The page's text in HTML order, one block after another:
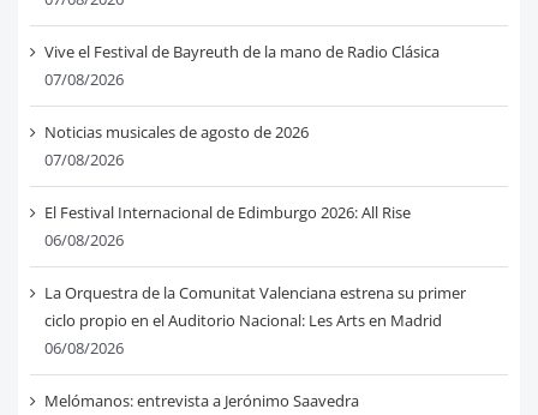
Vive el Festival de Bayreuth de la mano de Radio Clásica
07/08/2026
Noticias musicales de agosto de 2026
07/08/2026
El Festival Internacional de Edimburgo 2026: All Rise
06/08/2026
La Orquestra de la Comunitat Valenciana estrena su primer
ciclo propio en el Auditorio Nacional: Les Arts en Madrid
06/08/2026
Melómanos: entrevista a Jerónimo Saavedra